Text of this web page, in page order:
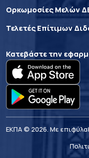
Ορκωμοσίες Μελών
Τελετές Επίτιμων
Κατεβάστε την
ΕΚΠΑ © 2026. Με